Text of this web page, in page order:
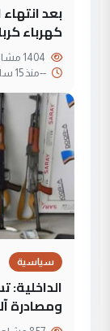
بعد
كهرباء
--منذ 15 ساعة
سياسية
ومصادرة